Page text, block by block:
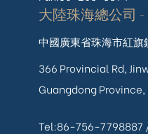
大陸珠海總公司 -
中國廣東省珠海市紅旗
366 Provincial Rd,
Guangdong Province,
Tel:86-756-7798887